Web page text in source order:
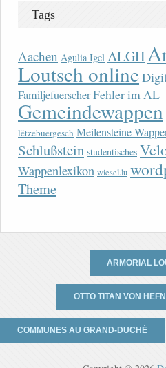
Tags
Aachen Agulia Igel ALGH
Loutsch online
FamiljefuerscherFehler im AL
Gemeindewappen
lëtzebuergesch Meilensteine
Schlußstein studentisches
Wappenlexikon wiesel.lu
Theme
ARMORIAL
OTTO TITAN VON
COMMUNES AU GRAND-DUCHÉ